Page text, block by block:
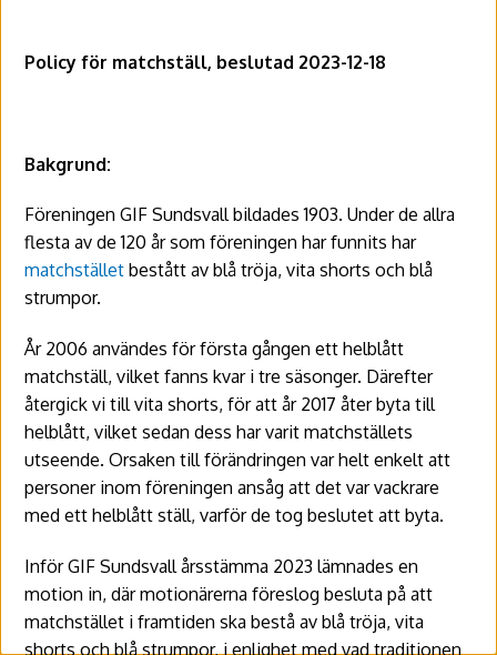
Policy för matchställ, beslutad 2023-12-18
Bakgrund:
Föreningen GIF Sundsvall bildades 1903. Under de allra
flesta av de 120 år som föreningen har funnits har
matchstället bestått av blå tröja, vita shorts och blå
strumpor.
År 2006 användes för första gången ett helblått
matchställ, vilket fanns kvar i tre säsonger. Därefter
återgick vi till vita shorts, för att år 2017 åter byta till
helblått, vilket sedan dess har varit matchställets
utseende. Orsaken till förändringen var helt enkelt att
personer inom föreningen ansåg att det var vackrare
med ett helblått ställ, varför de tog beslutet att byta.
Inför GIF Sundsvall årsstämma 2023 lämnades en
motion in, där motionärerna föreslog besluta på att
matchstället i framtiden ska bestå av blå tröja, vita
shorts och blå strumpor, i enlighet med vad traditionen